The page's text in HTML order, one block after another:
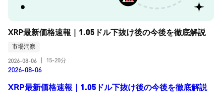
XRP最新価格速報｜1.05ドル下抜け後の今後を徹底解説
市場洞察
2026-08-06
15-20分
2026-08-06
XRP最新価格速報｜1.05ドル下抜け後の今後を徹底解説